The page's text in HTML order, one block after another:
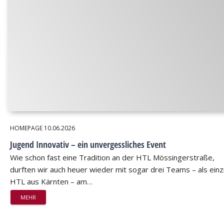
HOMEPAGE 10.06.2026
Jugend Innovativ – ein unvergessliches Event
Wie schon fast eine Tradition an der HTL Mössingerstraße,
durften wir auch heuer wieder mit sogar drei Teams – als
HTL aus Kärnten – am…
MEHR